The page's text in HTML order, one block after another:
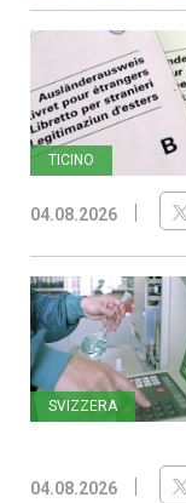
TICINO
04.08.2026
SVIZZERA
04.08.2026